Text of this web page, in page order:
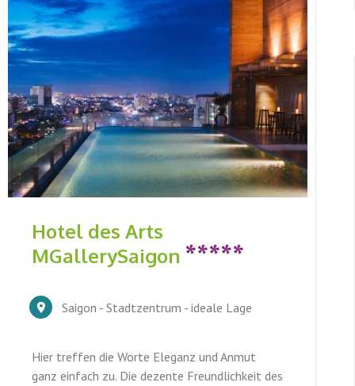
Hotel des Arts
MGallerySaigon
Saigon - Stadtzentrum - ideale Lage
Hier treffen die Worte Eleganz und Anmut
ganz einfach zu. Die dezente Freundlichkeit des